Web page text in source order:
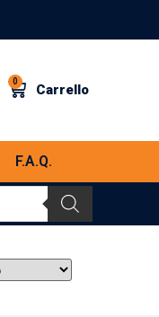
0 Carrello
F.A.Q.